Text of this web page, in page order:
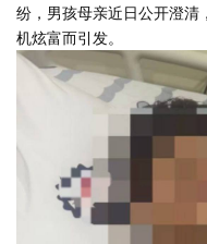
纷，男孩母亲近日公开澄清
机炫富而引发。